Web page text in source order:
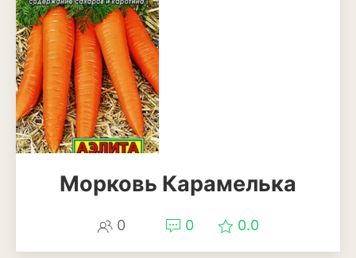
Морковь Карамелька
0 0 0.0